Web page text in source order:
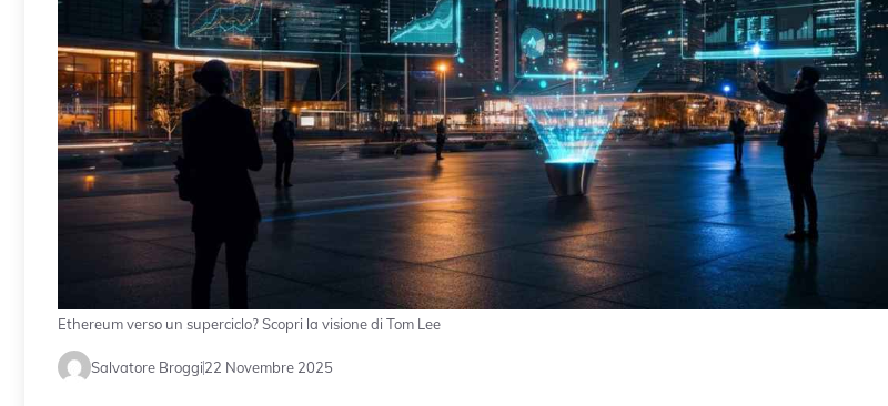
Ethereum verso un superciclo? Scopri la visione di Tom Lee
Salvatore Broggi22 Novembre 2025